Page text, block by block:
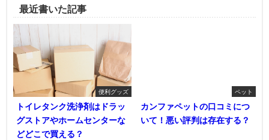
最近書いた記事
便利グッズ
トイレタンク洗浄剤はドラッ
グストアやホームセンターな
どどこで買える？
ペット
カンファペットの口コミにつ
いて！悪い評判は存在する？